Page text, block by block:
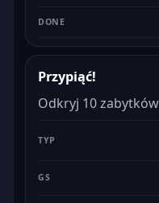
Przypiąć!
Odkryj 10 zabytków